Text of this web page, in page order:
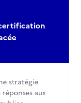
stratégie
aux